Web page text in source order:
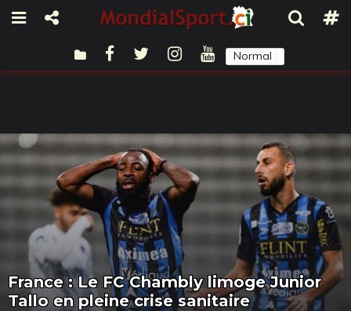
Normal
France : Le FC Chambly limoge Junior
Tallo en pleine crise sanitaire